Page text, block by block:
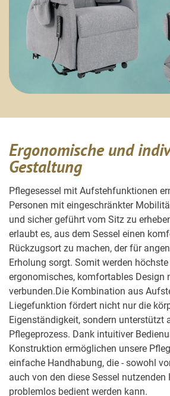
Ergonomische und
Gestaltung
Pflegesessel mit Aufstehfunktionen
Personen mit eingeschränkter
und sicher geführt vom Sitz zu
erlaubt es, aus dem Sessel einen
Rückzugsort zu machen, der für
Erholung sorgt. Somit werden
ergonomisches, komfortables Design
verbunden.Die Kombination aus
Liegefunktion fördert nicht nur die
Eigenständigkeit, sondern unterstützt
Pflegeprozess. Dank intuitiver
Konstruktion ermöglichen unsere
einfache Handhabung, die - sowohl
auch von den diese Sessel nutzenden
problemlos bedient werden kann.